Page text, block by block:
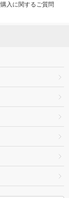
入に関するご質問